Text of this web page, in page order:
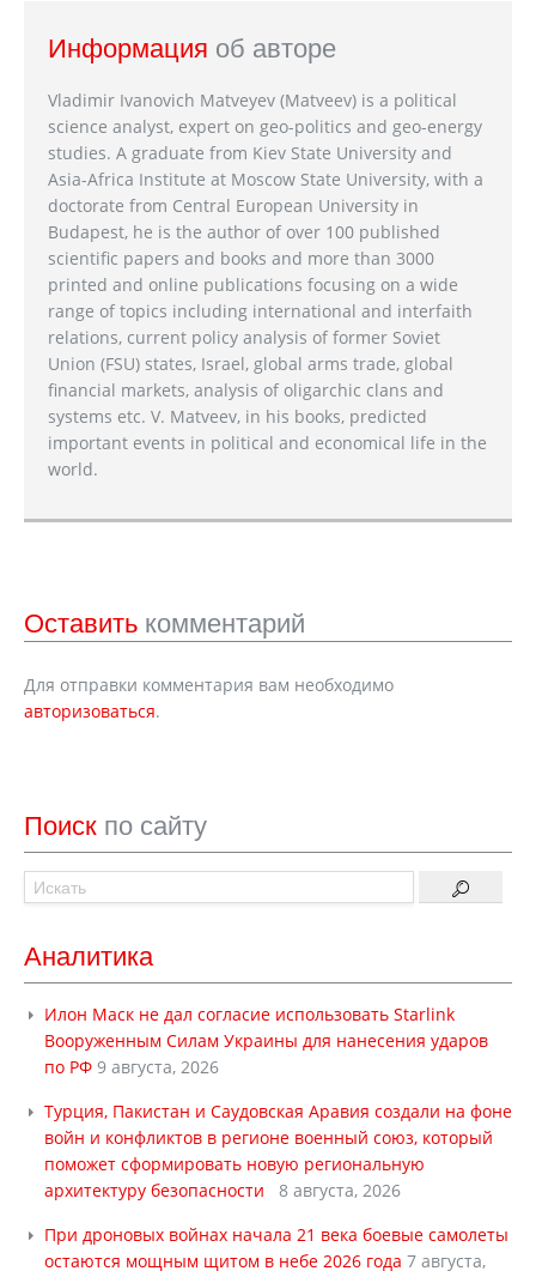
Информация об авторе
Vladimir Ivanovich Matveyev (Matveev) is a political
science analyst, expert on geo-politics and geo-energy
studies. A graduate from Kiev State University and
Asia-Africa Institute at Moscow State University, with a
doctorate from Central European University in
Budapest, he is the author of over 100 published
scientific papers and books and more than 3000
printed and online publications focusing on a wide
range of topics including international and interfaith
relations, current policy analysis of former Soviet
Union (FSU) states, Israel, global arms trade, global
financial markets, analysis of oligarchic clans and
systems etc. V. Matveev, in his books, predicted
important events in political and economical life in the
world.
Оставить комментарий
Для отправки комментария вам необходимо
авторизоваться.
Поиск по сайту
Аналитика
Илон Маск не дал согласие использовать Starlink
Вооруженным Силам Украины для нанесения ударов
по РФ 9 августа, 2026
Турция, Пакистан и Саудовская Аравия создали на фоне
войн и конфликтов в регионе военный союз, который
поможет сформировать новую региональную
архитектуру безопасности
8 августа, 2026
При дроновых войнах начала 21 века боевые самолеты
остаются мощным щитом в небе 2026 года 7 августа,